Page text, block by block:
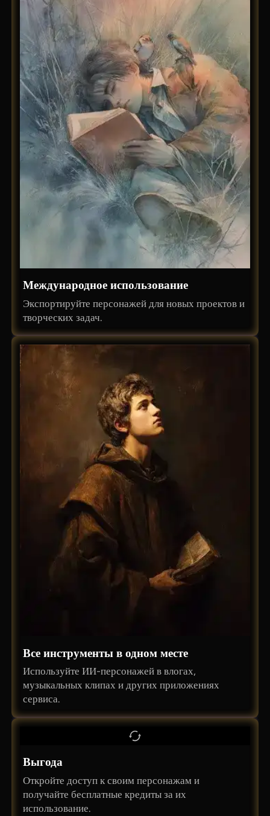
Международное использование
Экспортируйте персонажей для новых проектов и
творческих задач.
Все инструменты в одном месте
Используйте ИИ-персонажей в влогах,
музыкальных клипах и других приложениях
сервиса.
Выгода
Откройте доступ к своим персонажам и
получайте бесплатные кредиты за их
использование.